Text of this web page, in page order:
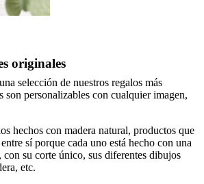
originales
selección de nuestros regalos más
son personalizables con cualquier imagen,
hechos con madera natural, productos que
sí porque cada uno está hecho con una
con su corte único, sus diferentes dibujos
etc.